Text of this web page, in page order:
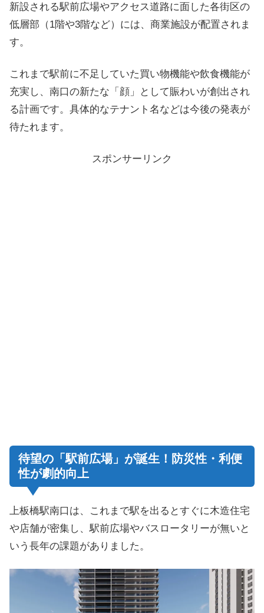
新設される駅前広場やアクセス道路に面した各街区の
低層部（1階や3階など）には、商業施設が配置されま
す。
これまで駅前に不足していた買い物機能や飲食機能が
充実し、南口の新たな「顔」として賑わいが創出され
る計画です。具体的なテナント名などは今後の発表が
待たれます。
スポンサーリンク
待望の「駅前広場」が誕生！防災性・利便
性が劇的向上
上板橋駅南口は、これまで駅を出るとすぐに木造住宅
や店舗が密集し、駅前広場やバスロータリーが無いと
いう長年の課題がありました。